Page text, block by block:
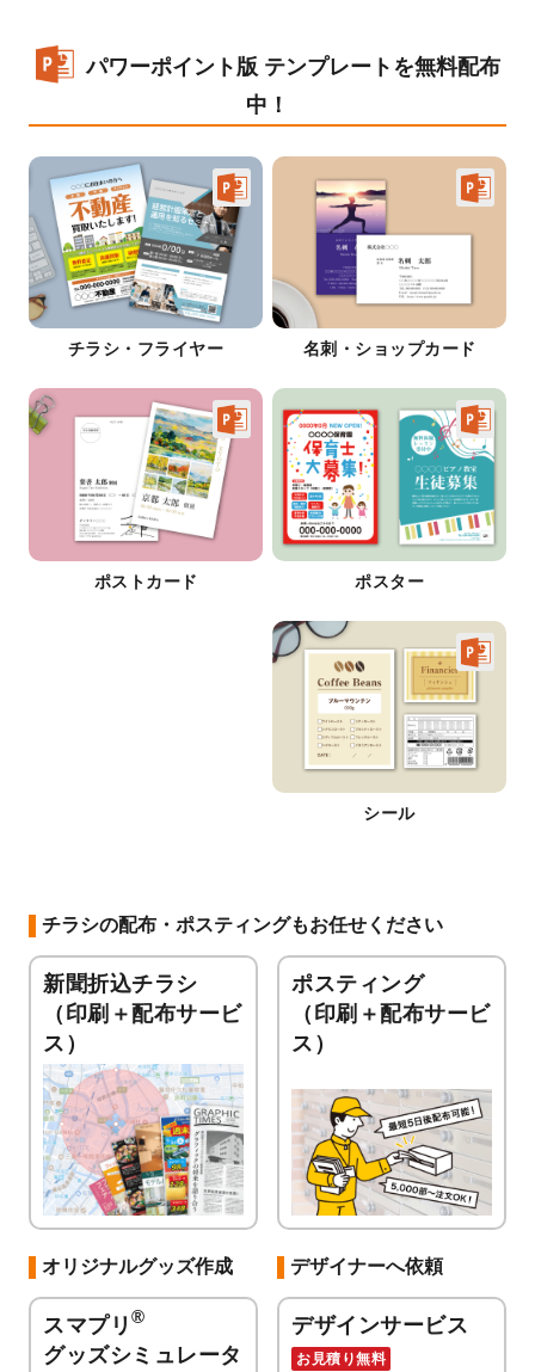
パワーポイント版 テンプレートを無料配布
中！
チラシ・フライヤー 名刺・ショップカード
ポストカード ポスター
シール
チラシの配布・ポスティングもお任せください
新聞折込チラシ
（印刷＋配布サービ
ス）
ポスティング
（印刷＋配布サービ
ス）
オリジナルグッズ作成
スマプリ ®
グッズシミュレータ
デザイナーへ依頼
デザインサービス
お見積り無料